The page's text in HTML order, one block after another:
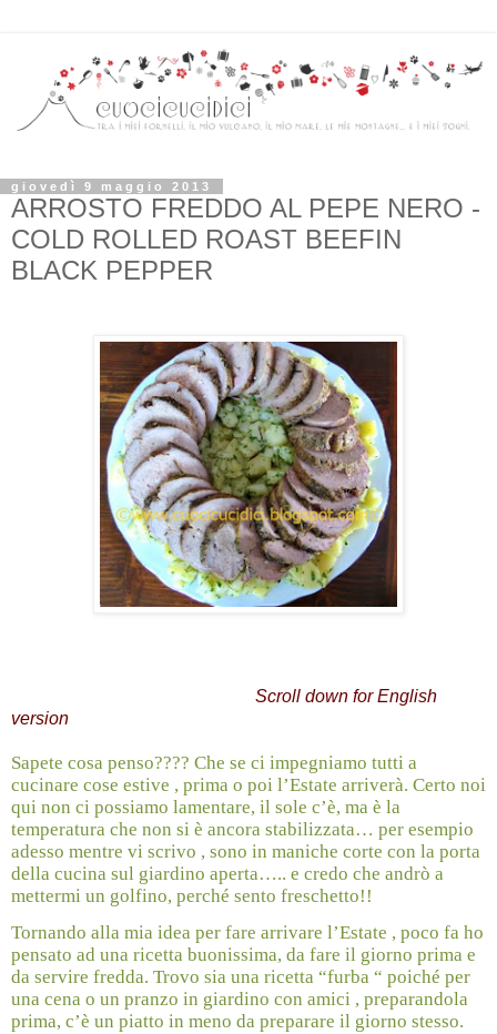
giovedì 9 maggio 2013
ARROSTO FREDDO AL PEPE NERO -
COLD ROLLED ROAST BEEFIN
BLACK PEPPER
Scroll down for English
version
Sapete cosa penso???? Che se ci impegniamo tutti a
cucinare cose estive , prima o poi l’Estate arriverà. Certo noi
qui non ci possiamo lamentare, il sole c’è, ma è la
temperatura che non si è ancora stabilizzata… per esempio
adesso mentre vi scrivo , sono in maniche corte con la porta
della cucina sul giardino aperta….. e credo che andrò a
mettermi un golfino, perché sento freschetto!!
Tornando alla mia idea per fare arrivare l’Estate , poco fa ho
pensato ad una ricetta buonissima, da fare il giorno prima e
da servire fredda. Trovo sia una ricetta “furba “ poiché per
una cena o un pranzo in giardino con amici , preparandola
prima, c’è un piatto in meno da preparare il giorno stesso.